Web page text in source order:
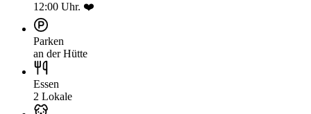
12:00 Uhr. ❤️
Parken
an der Hütte
Essen
2 Lokale